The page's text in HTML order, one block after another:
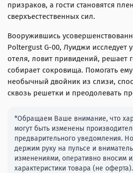
призраков, а гости становятся
сверхъестественных сил.
Вооружившись
Poltergust G-00, Луиджи исследует
отеля, ловит привидений, решает
собирает сокровища. Помогать
необычный двойник из слизи,
сквозь решетки и преодолевать
*Обращаем Ваше внимание, что
могут быть изменены
предварительного уведомления.
держим руку на пульсе и
изменениями, оперативно вносим
характеристики товара (не оферта).